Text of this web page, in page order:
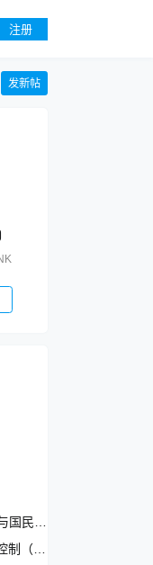
注册
发新帖
1、西班牙国家警察（CNP）与国民警卫队（Guardia Civil）数据泄露
2、巴勒斯坦家安全队指挥与控制（C2）基础设施数据泄露